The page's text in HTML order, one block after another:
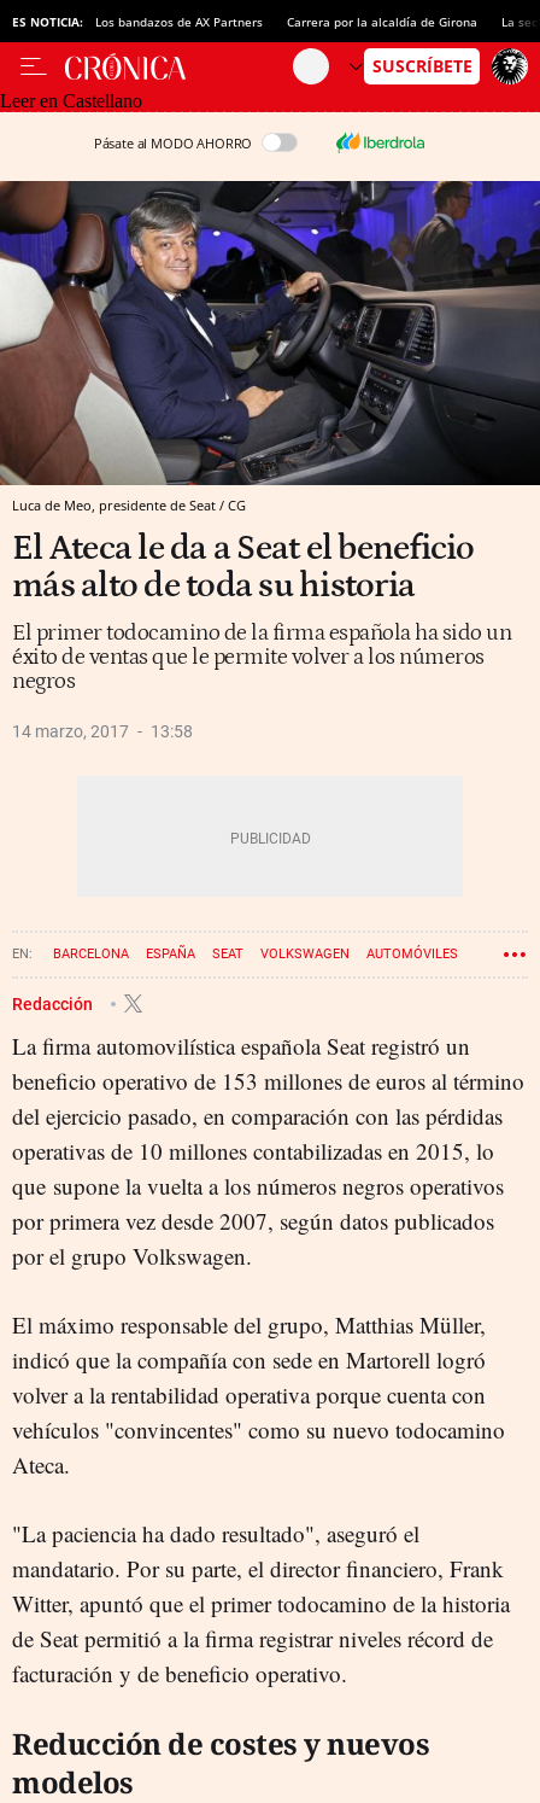
ES NOTICIA: Los bandazos de AX Partners Carrera por la alcaldía de Girona La
Leer en Castellano
Pásate al MODO AHORRO
Luca de Meo, presidente de Seat / CG
El Ateca le da a Seat el beneficio
más alto de toda su historia
El primer todocamino de la firma española ha sido un
éxito de ventas que le permite volver a los números
negros
14 marzo, 2017 13:58
BARCELONA ESPAÑA SEAT VOLKSWAGEN AUTOMÓVILES
BENEFICIOS
Redacción
La firma automovilística española Seat registró un
beneficio operativo de 153 millones de euros al término
del ejercicio pasado, en comparación con las pérdidas
operativas de 10 millones contabilizadas en 2015, lo
que supone la vuelta a los números negros operativos
por primera vez desde 2007, según datos publicados
por el grupo Volkswagen.
El máximo responsable del grupo, Matthias Müller,
indicó que la compañía con sede en Martorell logró
volver a la rentabilidad operativa porque cuenta con
vehículos "convincentes" como su nuevo todocamino
Ateca.
"La paciencia ha dado resultado", aseguró el
mandatario. Por su parte, el director financiero, Frank
Witter, apuntó que el primer todocamino de la historia
de Seat permitió a la firma registrar niveles récord de
facturación y de beneficio operativo.
Reducción de costes y nuevos
modelos